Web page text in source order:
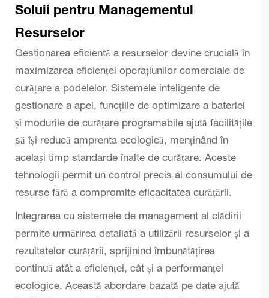
Soluii pentru Managementul
Resurselor
Gestionarea eficientă a resurselor devine crucială în
maximizarea eficienței operațiunilor comerciale de
curățare a podelelor. Sistemele inteligente de
gestionare a apei, funcțiile de optimizare a bateriei
și modurile de curățare programabile ajută facilitățile
să își reducă amprenta ecologică, menținând în
același timp standarde înalte de curățare. Aceste
tehnologii permit un control precis al consumului de
resurse fără a compromite eficacitatea curățării.
Integrarea cu sistemele de management al clădirii
permite urmărirea detaliată a utilizării resurselor și a
rezultatelor curățării, sprijinind îmbunătățirea
continuă atât a eficienței, cât și a performanței
ecologice. Această abordare bazată pe date ajută